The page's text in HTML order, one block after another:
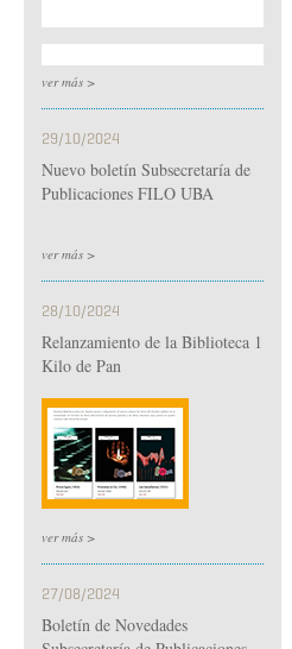
ver más >
29/10/2024
Nuevo boletín Subsecretaría de
Publicaciones FILO UBA
ver más >
28/10/2024
Relanzamiento de la Biblioteca 1
Kilo de Pan
ver más >
27/08/2024
Boletín de Novedades